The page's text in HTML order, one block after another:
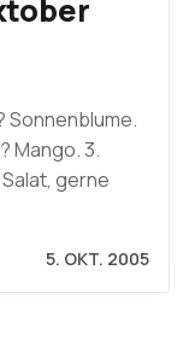
Sonnenblume.
Mango. 3.
gerne
5. OKT. 2005